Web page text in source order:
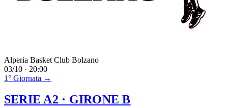
Alperia Basket Club Bolzano
03/10 · 20:00
1° Giornata →
SERIE A2 · GIRONE B